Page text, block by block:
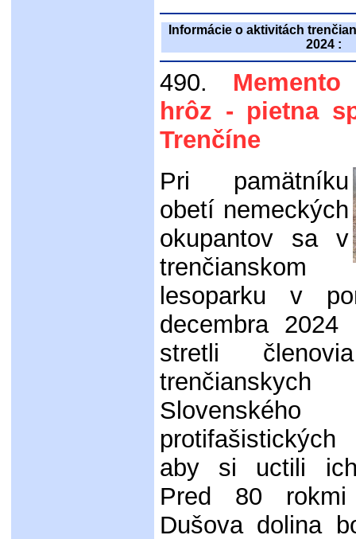
Informácie o aktivitách
2024 :
490.
hrôz - pietna
Trenčíne
Pri pamätníku
obetí nemeckých
okupantov sa v
trenčianskom
lesoparku v
decembra 2024
stretli
trenčianskych
protifašistických
aby si uctili
Pred 80
Dušova dolina